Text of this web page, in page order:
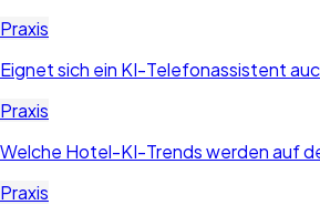
Praxis
Eignet sich ein KI-Telefonassistent
Praxis
Welche Hotel-KI-Trends werden auf
Praxis